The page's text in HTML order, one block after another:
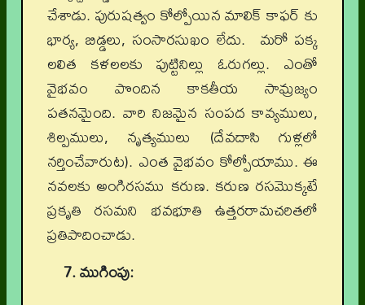
చేశాడు. పురుషత్వం కోల్పోయిన మాలిక్ కాఫర్ కు
భార్య, బిడ్డలు, సంసారసుఖం లేదు. మరో పక్క
లలిత కళలలకు పుట్టినిల్లు ఓరుగల్లు. ఎంతో
వైభవం పొందిన కాకతీయ సామ్రజ్యం
పతనమైంది. వారి నిజమైన సంపద కావ్యములు,
శిల్పములు, నృత్యములు (దేవదాసి గుళ్లలో
నర్తించేవారుట). ఎంత వైభవం కోల్పోయాము. ఈ
నవలకు అంగిరసము కరుణ. కరుణ రసమొక్కటే
ప్రకృతి రసమని భవభూతి ఉత్తరరామచరితలో
ప్రతిపాదించాడు.
7. ముగింపు: